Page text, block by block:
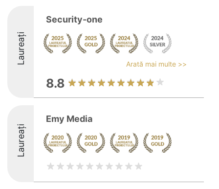
Laureați
Security-one
Arată mai multe >>
8.8
Laureați
Emy Media